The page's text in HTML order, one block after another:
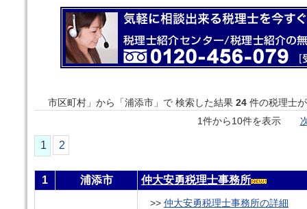
市区町村」から「浦添市」で 検索した結果 24 件の税理士
1件から10件を表示
1 2
1 浦添市 仲大安勇税理士事務所
>> 仲大安勇税理士事務所の詳細